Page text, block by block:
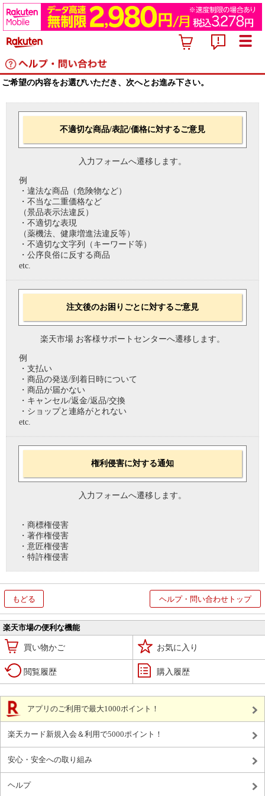
ご希望の内容をお選びいただき、次へとお進み下さい。
不適切な商品/表記/価格に対するご意見
入力フォームへ遷移します。
例
・違法な商品（危険物など）
・不当な二重価格など
（景品表示法違反）
・不適切な表現
（薬機法、健康増進法違反等）
・不適切な文字列（キーワード等）
・公序良俗に反する商品
etc.
注文後のお困りごとに対するご意見
楽天市場 お客様サポートセンターへ遷移します。
例
・支払い
・商品の発送/到着日時について
・商品が届かない
・キャンセル/返金/返品/交換
・ショップと連絡がとれない
etc.
権利侵害に対する通知
入力フォームへ遷移します。
・商標権侵害
・著作権侵害
・意匠権侵害
・特許権侵害
もどる ヘルプ・問い合わせトップ
楽天市場の便利な機能
買い物かご お気に入り
閲覧履歴 購入履歴
アプリのご利用で最大1000ポイント！
楽天カード新規入会＆利用で5000ポイント！
安心・安全への取り組み
ヘルプ